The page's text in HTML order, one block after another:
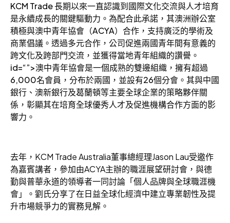
KCM Trade 長期以來一直認識到國際文化交流與人才培育
是永續成長的關鍵驅動力。為配合此承諾，其澳洲辦公室
積極與澳中青年協會（ACYA）合作，支持廣泛的學術及
商業倡議。透過多元合作，公司促進兩國青年間有意義的
跨文化及跨部門交流，並獲得當地青年組織的讚譽。
id=“”>澳中青年協會是一個成熟的雙邊組織，擁有超過
6,000名會員，分布於兩國，並設有26個分會。其與中國
銀行、澳新銀行及葛蘭頓等主要全球企業的策略夥伴關
係，彰顯其在培育全球優秀人才及促進機構合作方面的影
響力。
去年，KCM Trade Australia董事總經理Jason Lau受邀作
為嘉賓講者，參加由ACYA主辦的職涯展望研討會，與德
勤與普華永道的領導者一同討論「個人品牌與全球職涯機
會」。劉氏分享了在日益全球化經濟中建立專業韌性及提
升市場競爭力的實務見解。